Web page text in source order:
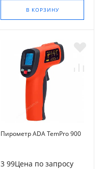
В КОРЗИНУ
Пирометр ADA TemPro 900
3 99Цена по запросу